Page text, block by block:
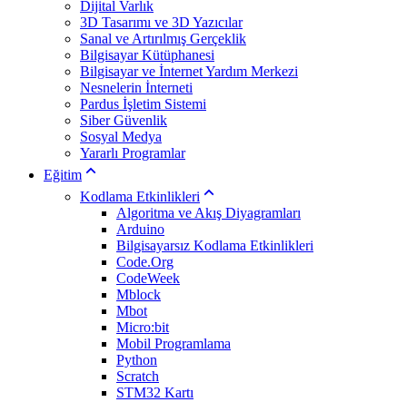
Dijital Varlık
3D Tasarımı ve 3D Yazıcılar
Sanal ve Artırılmış Gerçeklik
Bilgisayar Kütüphanesi
Bilgisayar ve İnternet Yardım Merkezi
Nesnelerin İnterneti
Pardus İşletim Sistemi
Siber Güvenlik
Sosyal Medya
Yararlı Programlar
Eğitim
Kodlama Etkinlikleri
Algoritma ve Akış Diyagramları
Arduino
Bilgisayarsız Kodlama Etkinlikleri
Code.Org
CodeWeek
Mblock
Mbot
Micro:bit
Mobil Programlama
Python
Scratch
STM32 Kartı